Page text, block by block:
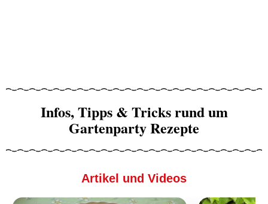
Infos, Tipps & Tricks rund um
Gartenparty Rezepte
Artikel und Videos